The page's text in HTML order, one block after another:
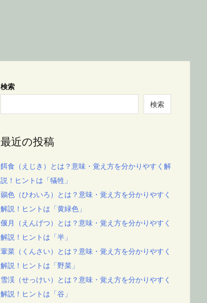
検索
検索
最近の投稿
餌食（えじき）とは？意味・覚え方を分かりやすく解
説！ヒントは「犠牲」
鶸色（ひわいろ）とは？意味・覚え方を分かりやすく
解説！ヒントは「黄緑色」
偃月（えんげつ）とは？意味・覚え方を分かりやすく
解説！ヒントは「半」
葷菜（くんさい）とは？意味・覚え方を分かりやすく
解説！ヒントは「野菜」
雪渓（せっけい）とは？意味・覚え方を分かりやすく
解説！ヒントは「谷」